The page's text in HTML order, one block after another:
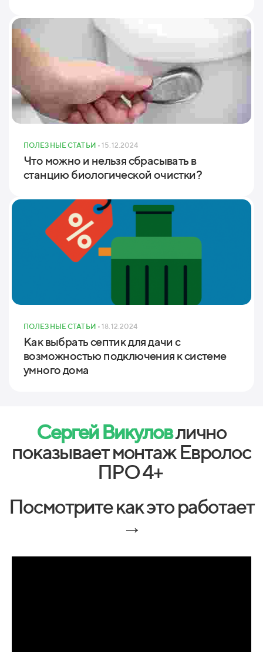
ПОЛЕЗНЫЕ СТАТЬИ • 15.12.2024
Что можно и нельзя сбрасывать в
станцию биологической очистки?
ПОЛЕЗНЫЕ СТАТЬИ • 18.12.2024
Как выбрать септик для дачи с
возможностью подключения к системе
умного дома
Сергей Викуловлично
показывает монтаж Евролос
ПРО 4+
Посмотрите как это работает
→